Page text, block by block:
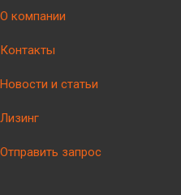
О компании
Контакты
Новости и статьи
Лизинг
Отправить запрос